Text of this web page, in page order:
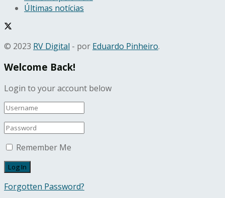
Últimas notícias
© 2023 RV Digital - por Eduardo Pinheiro.
Welcome Back!
Login to your account below
Remember Me
Forgotten Password?